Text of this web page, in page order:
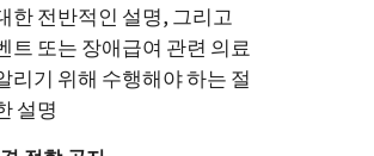
한 전반적인 설명, 그리고
트 또는 장애급여 관련 의료
리기 위해 수행해야 하는 절
설명